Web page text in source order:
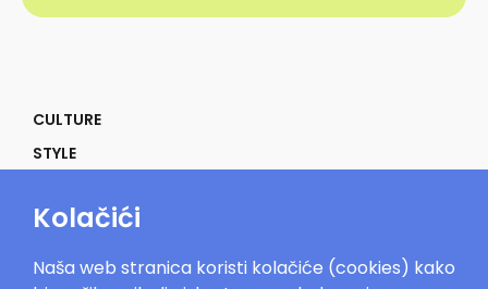
CULTURE
STYLE
POWER
Kolačići
Naša web stranica koristi kolačiće (cookies) kako